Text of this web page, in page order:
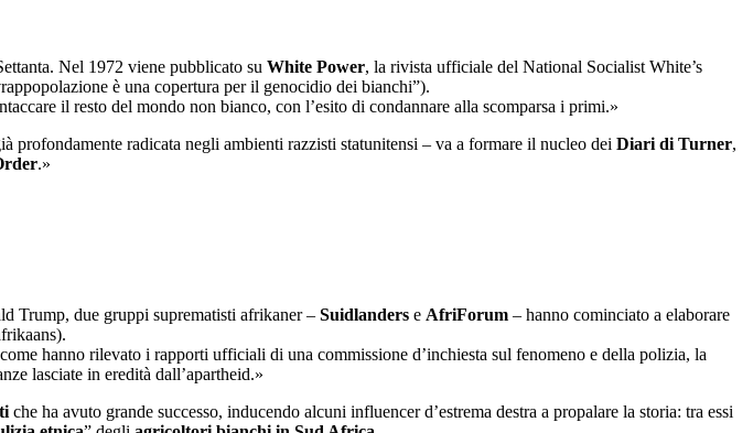
Nel 1972 viene pubblicato su White Power, la rivista ufficiale del National Socialist White’s
è una copertura per il genocidio dei bianchi”).
il resto del mondo non bianco, con l’esito di condannare alla scomparsa i primi.»
profondamente radicata negli ambienti razzisti statunitensi – va a formare il nucleo dei Diari di Turner,
.»
Trump, due gruppi suprematisti afrikaner – Suidlanders e AfriForum – hanno cominciato a elaborare
hanno rilevato i rapporti ufficiali di una commissione d’inchiesta sul fenomeno e della polizia, la
lasciate in eredità dall’apartheid.»
che ha avuto grande successo, inducendo alcuni influencer d’estrema destra a propalare la storia: tra essi